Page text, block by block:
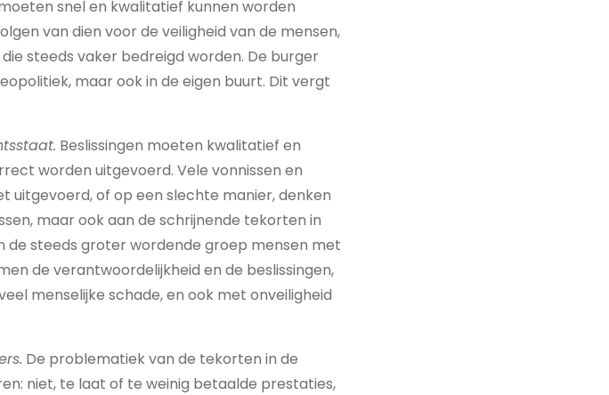
snel en kwalitatief kunnen worden
van dien voor de veiligheid van de mensen,
steeds vaker bedreigd worden. De burger
maar ook in de eigen buurt. Dit vergt
Beslissingen moeten kwalitatief en
worden uitgevoerd. Vele vonnissen en
of op een slechte manier, denken
maar ook aan de schrijnende tekorten in
de steeds groter wordende groep mensen met
de verantwoordelijkheid en de beslissingen,
menselijke schade, en ook met onveiligheid
De problematiek van de tekorten in de
niet, te laat of te weinig betaalde prestaties,